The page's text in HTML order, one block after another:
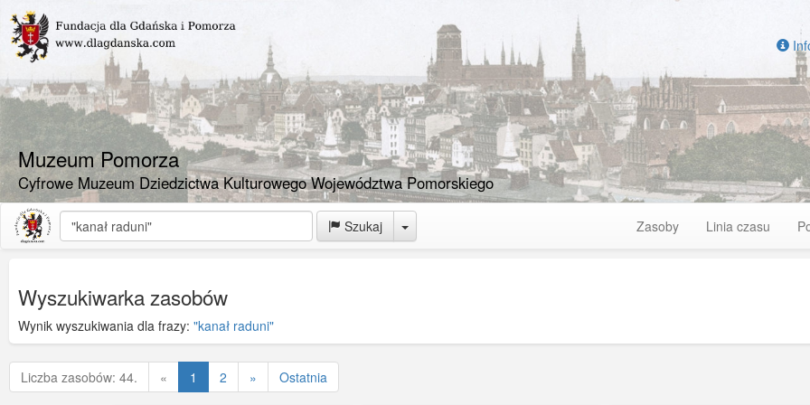
Muzeum Pomorza
Cyfrowe Muzeum Dziedzictwa Kulturowego Województwa Pomorskiego
Szukaj Toggle Dropdown Zasoby Linia czasu
Wyszukiwarka zasobów
Wynik wyszukiwania dla frazy: "kanał raduni"
Liczba zasobów: 44. « Poprzednia
1 2 » Ostatnia